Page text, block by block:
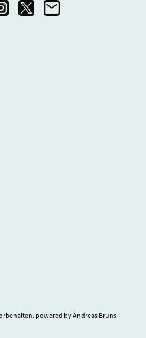
powered by Andreas Bruns